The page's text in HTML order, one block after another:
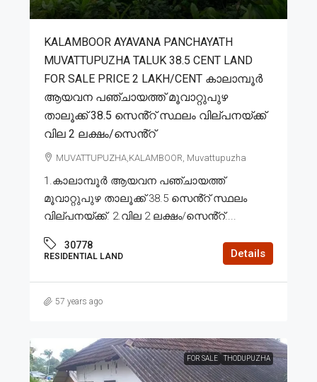
KALAMBOOR AYAVANA PANCHAYATH
MUVATTUPUZHA TALUK 38.5 CENT LAND
FOR SALE PRICE 2 LAKH/CENT കാലാമ്പൂർ
ആയവന പഞ്ചായത്ത് മൂവാറ്റുപുഴ
താലൂക്ക് 38.5 സെൻ്റ് സ്ഥലം വില്പനയ്ക്ക്
വില 2 ലക്ഷം/സെൻ്റ്
MUVATTUPUZHA,KALAMBOOR, Muvattupuzha
1.കാലാമ്പൂർ ആയവന പഞ്ചായത്ത്
മൂവാറ്റുപുഴ താലൂക്ക് 38.5 സെൻ്റ് സ്ഥലം
വില്പനയ്ക്ക്. 2.വില 2 ലക്ഷം/സെൻ്റ്....
30778
RESIDENTIAL LAND Details
57 years ago
FOR SALE THODUPUZHA